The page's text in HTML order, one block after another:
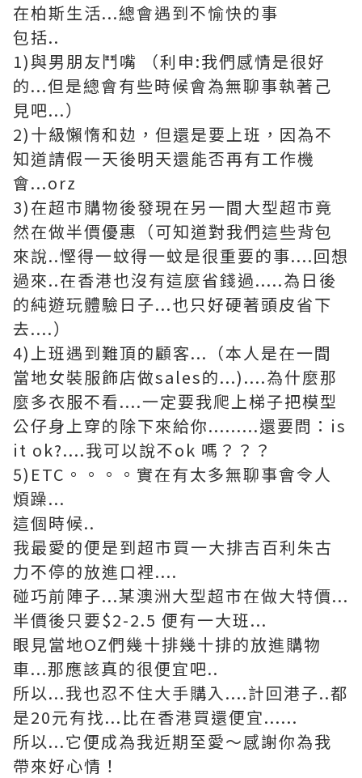
在柏斯生活...總會遇到不愉快的事
包括..
1)與男朋友鬥嘴 （利申:我們感情是很好
的...但是總會有些時候會為無聊事執著己
見吧...）
2)十級懶惰和攰，但還是要上班，因為不
知道請假一天後明天還能否再有工作機
會...orz
3)在超市購物後發現在另一間大型超市竟
然在做半價優惠（可知道對我們這些背包
來說..慳得一蚊得一蚊是很重要的事....回想
過來..在香港也沒有這麼省錢過.....為日後
的純遊玩體驗日子...也只好硬著頭皮省下
去....）
4)上班遇到難頂的顧客...（本人是在一間
當地女裝服飾店做sales的...)....為什麼那
麼多衣服不看....一定要我爬上梯子把模型
公仔身上穿的除下來給你.........還要問：is
it ok?....我可以說不ok 嗎？？？
5)ETC。。。。實在有太多無聊事會令人
煩躁...
這個時候..
我最愛的便是到超市買一大排吉百利朱古
力不停的放進口裡....
碰巧前陣子...某澳洲大型超市在做大特價...
半價後只要$2-2.5 便有一大班...
眼見當地OZ們幾十排幾十排的放進購物
車...那應該真的很便宜吧..
所以...我也忍不住大手購入....計回港子..都
是20元有找...比在香港買還便宜......
所以...它便成為我近期至愛～感謝你為我
帶來好心情！